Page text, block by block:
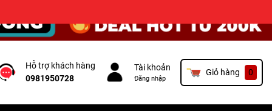
Hỗ trợ khách hàng
0981950728
Tài khoản
Đăng nhập
Giỏ hàng 0